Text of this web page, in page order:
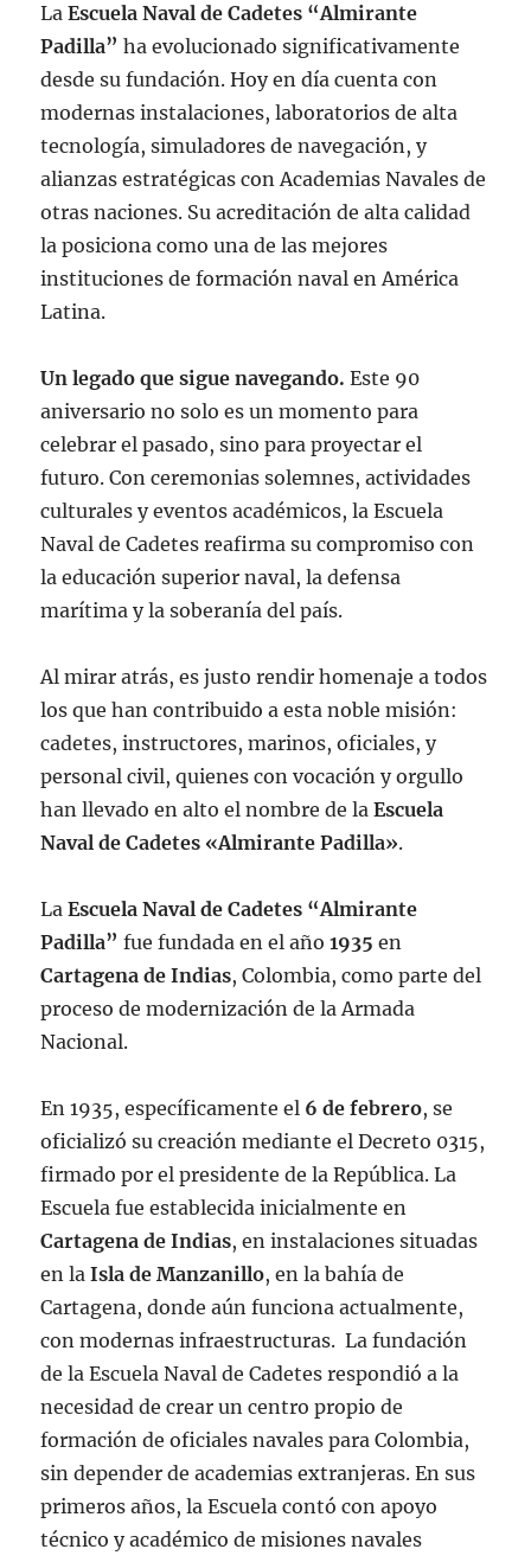
LaEscuela Naval de Cadetes “Almirante
Padilla”ha evolucionado significativamente
desde su fundación. Hoy en día cuenta con
modernas instalaciones, laboratorios de alta
tecnología, simuladores de navegación, y
alianzas estratégicas con Academias Navales de
otras naciones. Su acreditación de alta calidad
la posiciona como una de las mejores
instituciones de formación naval en América
Latina.
Un legado que sigue navegando.Este 90
aniversario no solo es un momento para
celebrar el pasado, sino para proyectar el
futuro. Con ceremonias solemnes, actividades
culturales y eventos académicos, la Escuela
Naval de Cadetes reafirma su compromiso con
la educación superior naval, la defensa
marítima y la soberanía del país.
Al mirar atrás, es justo rendir homenaje a todos
los que han contribuido a esta noble misión:
cadetes, instructores, marinos, oficiales, y
personal civil, quienes con vocación y orgullo
han llevado en alto el nombre de laEscuela
Naval de Cadetes «Almirante Padilla».
LaEscuela Naval de Cadetes “Almirante
Padilla” fue fundada en el año1935 en
Cartagena de Indias, Colombia, como parte del
proceso de modernización de la Armada
Nacional.
En 1935, específicamente el 6 de febrero, se
oficializó su creación mediante el Decreto 0315,
firmado por el presidente de la República. La
Escuela fue establecida inicialmente en
Cartagena de Indias, en instalaciones situadas
en laIsla de Manzanillo, en la bahía de
Cartagena, donde aún funciona actualmente,
con modernas infraestructuras. La fundación
de la Escuela Naval de Cadetes respondió a la
necesidad de crear un centro propio de
formación de oficiales navales para Colombia,
sin depender de academias extranjeras. En sus
primeros años, la Escuela contó con apoyo
técnico y académico de misiones navales